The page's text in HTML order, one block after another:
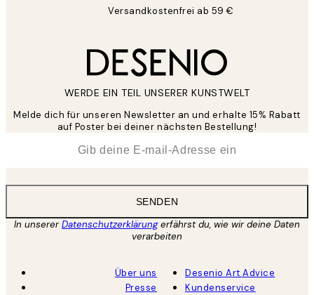
Versandkostenfrei ab 59 €
WERDE EIN TEIL UNSERER KUNSTWELT
Melde dich für unseren Newsletter an und erhalte 15% Rabatt
auf Poster bei deiner nächsten Bestellung!
SENDEN
In unsererDatenschutzerklärungerfährst du, wie wir deine Daten
verarbeiten
Über uns
Presse
Desenio Art Advice
Kundenservice